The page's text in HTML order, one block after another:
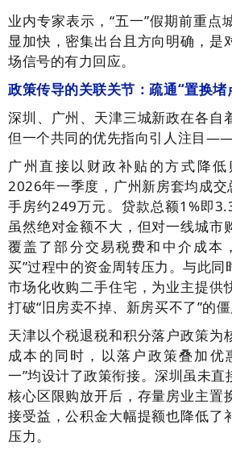
业内专家表示，“五一”假期前重点
显加快，密集出台且方向明确，是
场信号的有力回应。
政策传导的关联关节：疏通“置换堵
深圳、广州、天津三城新政在各自
但一个共同的优先指向引人注目——
广州直接以财政补贴的方式降低
2026年一季度，广州新房套均成
手房约249万元。贷款总额1%即
虽然绝对金额不大，但对一线城市
覆盖了部分交易税费和中介成本
买”过程中的资金周转压力。与此同
市场化收购二手住宅，为业主提供
打破“旧房卖不掉、新房买不了”的僵
天津以个税退税和积分落户政策为
成本的同时，以落户政策叠加优
一”均设计了政策衔接。深圳虽未直
核心区限购放开后，存量房业主置
接受益，公积金大幅提额也降低了
压力。